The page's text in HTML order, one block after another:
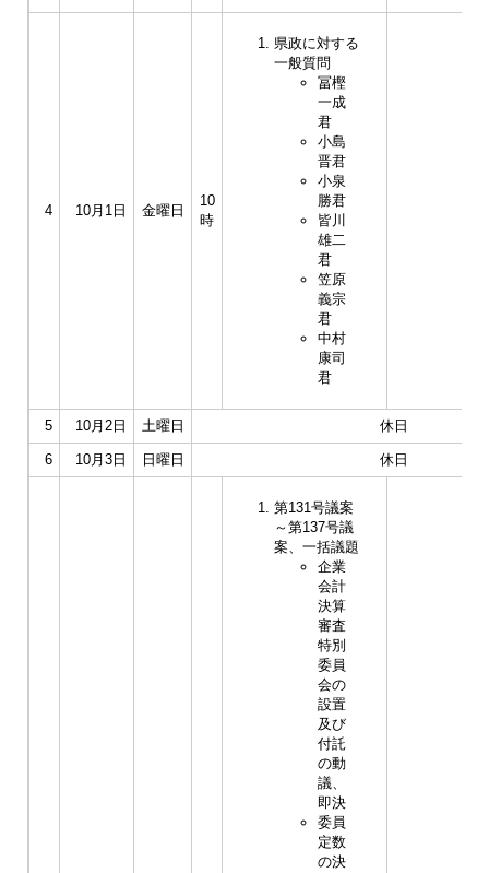
4 10月1日 金曜日
10
時
県政に対する
一般質問
冨樫
一成
君
小島
晋君
小泉
勝君
皆川
雄二
君
笠原
義宗
君
中村
康司
君
5 10月2日 土曜日 休日
6 10月3日 日曜日 休日
第131号議案
～第137号議
案、一括議題
企業
会計
決算
審査
特別
委員
会の
設置
及び
付託
の動
議、
即決
委員
定数
の決